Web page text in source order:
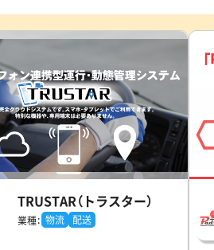
TRUSTAR（トラスター）
業種： 物流 配送